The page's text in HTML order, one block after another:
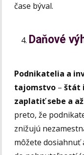
čase býval.
Daňové
Podnikatelia a
tajomstvo –štát
zaplatiť sebe a
preto, že
znižujú
môžete dosiahnuť